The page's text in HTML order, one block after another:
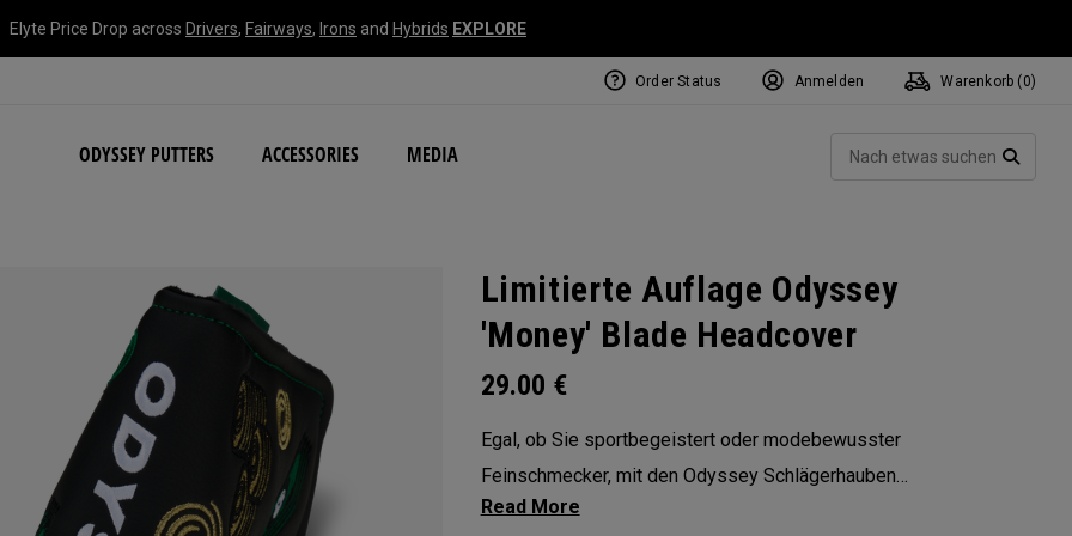
Elyte Price Drop across Drivers, Fairways, Irons and Hybrids EXPLORE
ODYSSEY PUTTERS ACCESSORIES MEDIA
NEW Damascus Milled Collection
Order Status Anmelden Warenkorb ( 0)
Limitierte Auflage Odyssey
'Money' Blade Headcover
29.00 €
Egal, ob Sie sportbegeistert oder modebewusster
Feinschmecker, mit den Odyssey Schlägerhauben
zeigen Sie Ihre Persönlichkeit